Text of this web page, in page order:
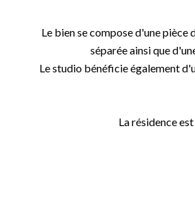
Le bien se compose d'une pièce
séparée ainsi que
Le studio bénéficie également
La résidence